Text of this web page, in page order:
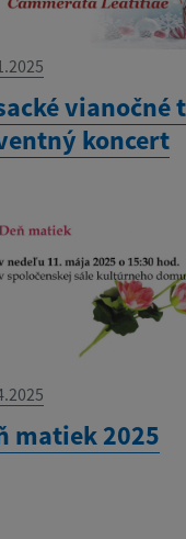
vianočné
koncert
matiek 2025